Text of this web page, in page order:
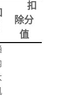
扣
除分
值